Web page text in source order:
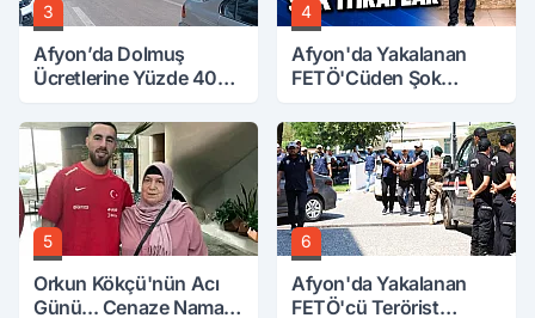
3
Afyon’da Dolmuş
Ücretlerine Yüzde 40
4
Afyon'da Yakalanan
FETÖ'Cüden Şok
5
Orkun Kökçü'nün Acı
Günü... Cenaze Namazı
6
Afyon'da Yakalanan
FETÖ'cü Terörist